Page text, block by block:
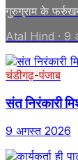
गुरुग्राम के
Atal Hind · 9
चंडीगढ़-पंजाब
संत निरंकारी
9 अगस्त 2026